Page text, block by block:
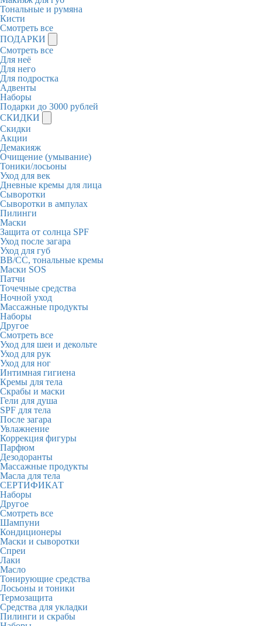
Тональные и румяна
Кисти
Смотреть все
ПОДАРКИ
Смотреть все
Для неё
Для него
Для подростка
Адвенты
Наборы
Подарки до 3000 рублей
СКИДКИ
Скидки
Акции
Демакияж
Очищение (умывание)
Тоники/лосьоны
Уход для век
Дневные кремы для лица
Сыворотки
Сыворотки в ампулах
Пилинги
Маски
Защита от солнца SPF
Уход после загара
Уход для губ
BB/CC, тональные кремы
Маски SOS
Патчи
Точечные средства
Ночной уход
Массажные продукты
Наборы
Другое
Смотреть все
Уход для шеи и декольте
Уход для рук
Уход для ног
Интимная гигиена
Кремы для тела
Скрабы и маски
Гели для душа
SPF для тела
После загара
Увлажнение
Коррекция фигуры
Парфюм
Дезодоранты
Массажные продукты
Масла для тела
СЕРТИФИКАТ
Наборы
Другое
Смотреть все
Шампуни
Кондиционеры
Маски и сыворотки
Спреи
Лаки
Масло
Тонирующие средства
Лосьоны и тоники
Термозащита
Средства для укладки
Пилинги и скрабы